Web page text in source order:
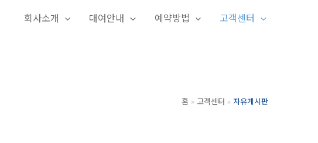
회사소개 대여안내 예약방법 고객센터
홈 고객센터 자유게시판